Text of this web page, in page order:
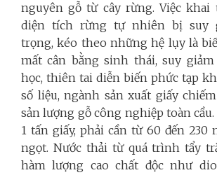
nguyên gỗ từ cây rừng. Việc khai
diện tích rừng tự nhiên bị suy
trọng, kéo theo những hệ lụy là
mất cân bằng sinh thái, suy
học, thiên tai diễn biến phức tạp
số liệu, ngành sản xuất giấy
sản lượng gỗ công nghiệp toàn
1 tấn giấy, phải cần từ 60 đến 230
ngọt. Nước thải từ quá trình tẩy
hàm lượng cao chất độc như